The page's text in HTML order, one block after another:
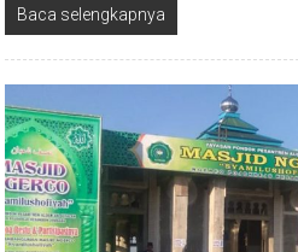
Baca selengkapnya